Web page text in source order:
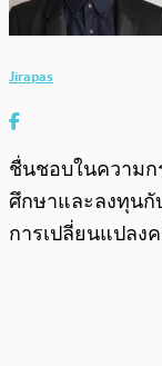
Jirapas
ชื่นชอบในความก
ศึกษาและลงทุนกั
การเปลี่ยนแปลง